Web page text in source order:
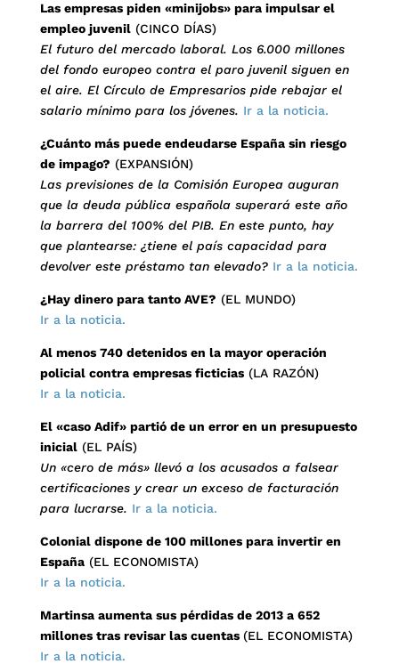
Las empresas piden «minijobs» para impulsar el
empleo juvenil(CINCO DÍAS)
El futuro del mercado laboral. Los 6.000 millones
del fondo europeo contra el paro juvenil siguen en
el aire. El Círculo de Empresarios pide rebajar el
salario mínimo para los jóvenes. Ir a la noticia.
¿Cuánto más puede endeudarse España sin riesgo
de impago? (EXPANSIÓN)
Las previsiones de la Comisión Europea auguran
que la deuda pública española superará este año
la barrera del 100% del PIB. En este punto, hay
que plantearse: ¿tiene el país capacidad para
devolver este préstamo tan elevado? Ir a la noticia.
¿Hay dinero para tanto AVE? (EL MUNDO)
Ir a la noticia.
Al menos 740 detenidos en la mayor operación
policial contra empresas ficticias(LA RAZÓN)
Ir a la noticia.
El «caso Adif» partió de un error en un presupuesto
inicial(EL PAÍS)
Un «cero de más» llevó a los acusados a falsear
certificaciones y crear un exceso de facturación
para lucrarse. Ir a la noticia.
Colonial dispone de 100 millones para invertir en
España(EL ECONOMISTA)
Ir a la noticia.
Martinsa aumenta sus pérdidas de 2013 a 652
millones tras revisar las cuentas (EL ECONOMISTA)
Ir a la noticia.